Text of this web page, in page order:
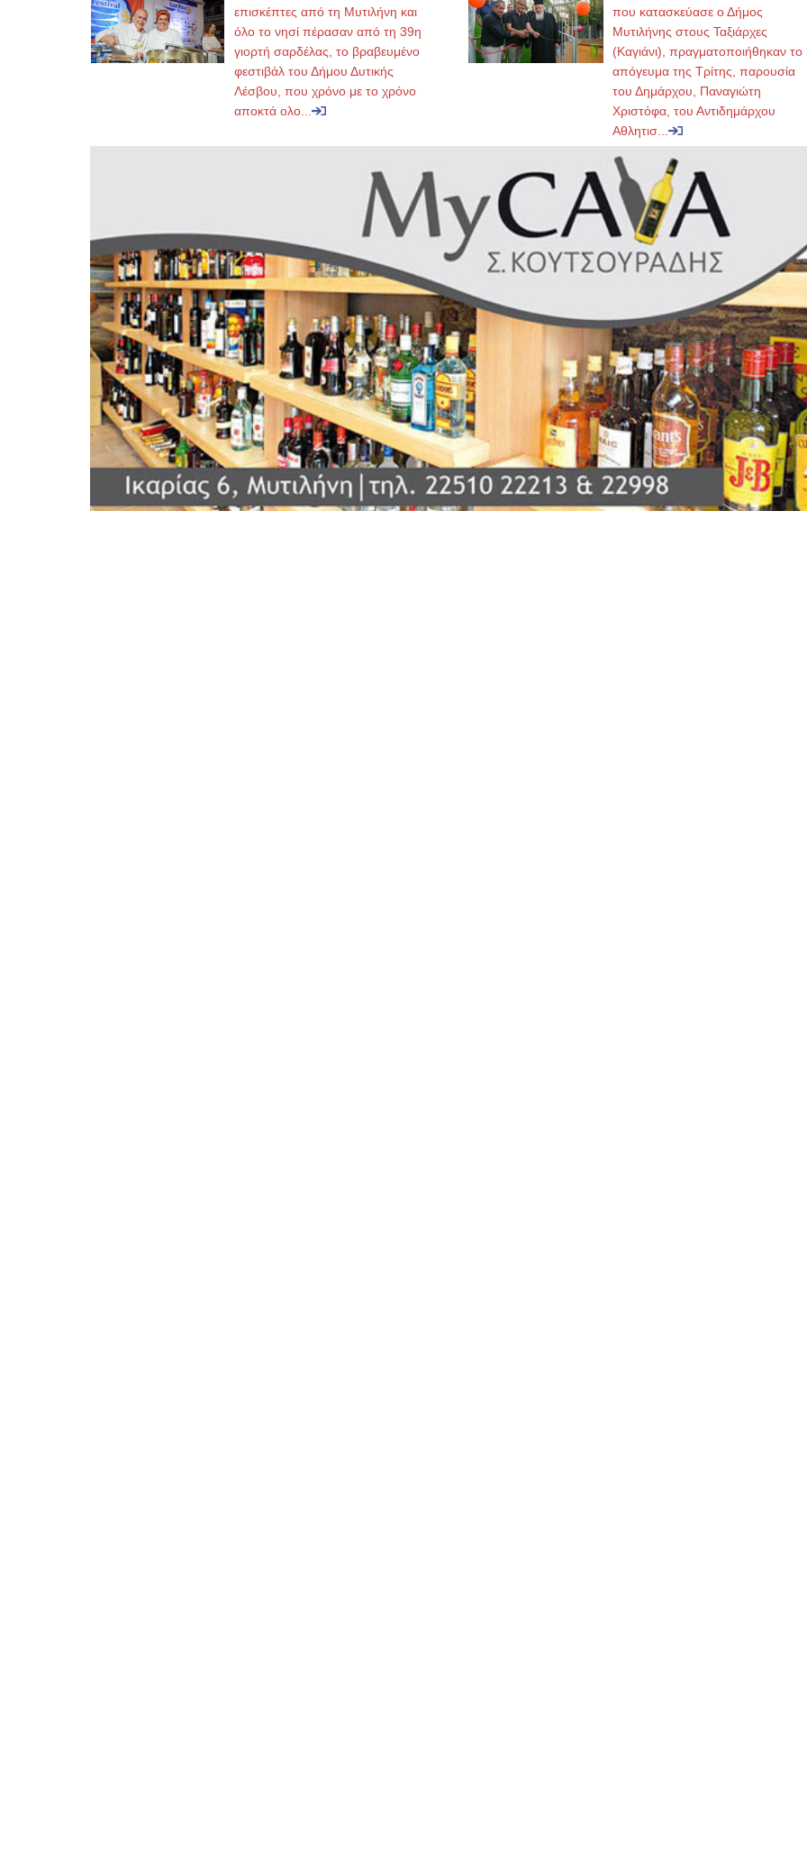
επισκέπτες από τη Μυτιλήνη και
όλο το νησί πέρασαν από τη 39η
γιορτή σαρδέλας, το βραβευμένο
φεστιβάλ του Δήμου Δυτικής
Λέσβου, που χρόνο με το χρόνο
αποκτά ολο...
που κατασκεύασε ο Δήμος
Μυτιλήνης στους Ταξιάρχες
(Καγιάνι), πραγματοποιήθηκαν το
απόγευμα της Τρίτης, παρουσία
του Δημάρχου, Παναγιώτη
Χριστόφα, του Αντιδημάρχου
Αθλητισ...